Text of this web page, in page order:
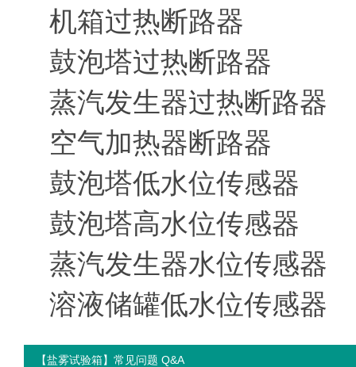
机箱过热断路器
鼓泡塔过热断路器
蒸汽发生器过热断路器
空气加热器断路器
鼓泡塔低水位传感器
鼓泡塔高水位传感器
蒸汽发生器水位传感器
溶液储罐低水位传感器
【盐雾试验箱】常见问题 Q&A